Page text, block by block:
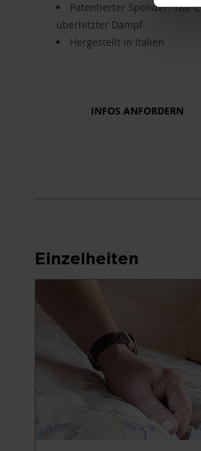
Patentierter Spender: 180°C
überhitzter Dampf
Hergestellt in Italien
INFOS ANFORDERN
Einzelheiten